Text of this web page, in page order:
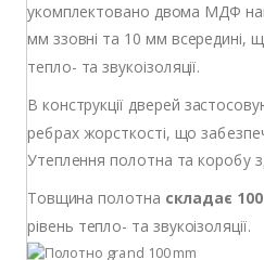
укомплектовано двома МДФ
мм ззовні та 10 мм всередині,
тепло- та звукоізоляції.
В конструкції дверей
ребрах жорсткості, що
Утеплення полотна та коробу
Товщина полотна складає
рівень тепло- та звукоізоляції.